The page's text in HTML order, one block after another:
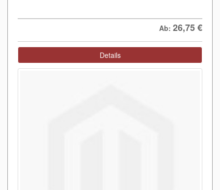
Ab: 26,75€
Details